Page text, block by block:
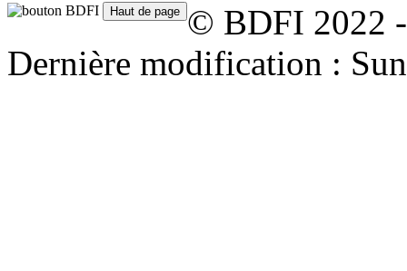
© BDFI 2022
Dernière modification :